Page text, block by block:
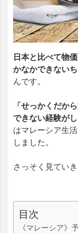
日本と比べて物
かなかできない
んです。
「せっかくだか
できない経験がし
はマレーシア生
しました。
さっそく見てい
目次
《マレーシア》